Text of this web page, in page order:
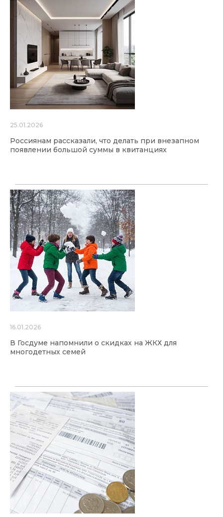
25.01.2026
Россиянам рассказали, что делать при внезапном
появлении большой суммы в квитанциях
16.01.2026
В Госдуме напомнили о скидках на ЖКХ для
многодетных семей